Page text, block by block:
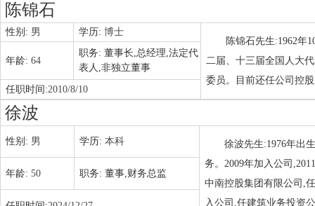
陈锦石
性别: 男 学历: 博士
陈锦石先生:1962年
二届、十三届全国人大
委员。目前还任公司控
年龄: 64
职务: 董事长,总经理,法定代
表人,非独立董事
任职时间:2010/8/10
徐波
性别: 男 学历: 本科
徐波先生:1976年出
务。2009年加入公司
中南控股集团有限公司,
入公司,任建筑业务投资
年龄: 50 职务: 董事,财务总监